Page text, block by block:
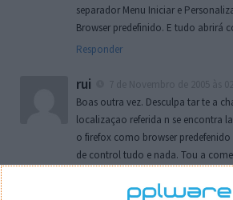
separador Menu Iniciar e
Browser predefinido. E tudo abrirá
Responder
rui
Boas outra vez. Desculpa tar te a
localizaçao referida n se encontra
o firefox como browser predefenido
de control tudo e nada. Tou a
firefox mas em vao. Kaso te